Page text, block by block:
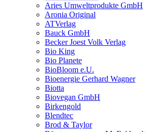
Aries Umweltprodukte GmbH
Aronia Original
ATVerlag
Bauck GmbH
Becker Joest Volk Verlag
Bio King
Bio Planete
BioBloom e.U.
Bioenergie Gerhard Wagner
Biotta
Biovegan GmbH
Birkengold
Blendtec
Brod & Taylor